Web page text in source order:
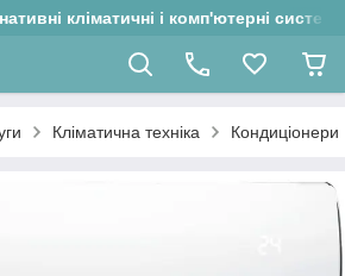
кліматичні і комп'ютерні системи
Кліматична техніка Кондиціонери